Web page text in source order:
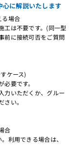
心に解説いたします
る場合
は不要です。(同一型
前に接続可否をご質問
ケース)
要です。
力いただくか、グルー
さい。
合
利用できる場合は、